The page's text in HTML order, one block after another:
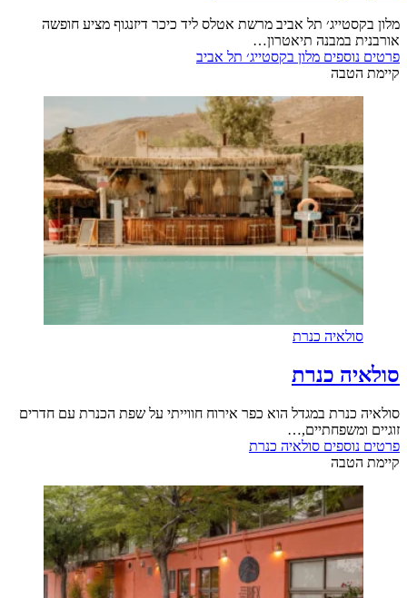
מלון בקסטייג׳ תל אביב מרשת אטלס ליד כיכר דיזנגוף מציע חופשה
אורבנית במבנה תיאטרון…
פרטים נוספים מלון בקסטייג׳ תל אביב
קיימת הטבה
סולאיה כנרת
סולאיה כנרת
סולאיה כנרת במגדל הוא כפר אירוח חווייתי על שפת הכנרת עם חדרים
זוגיים ומשפחתיים,…
פרטים נוספים סולאיה כנרת
קיימת הטבה